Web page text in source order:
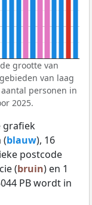
grootte van
van laag
personen in
2025.
grafiek
(blauw), 16
postcode
(bruin) en 1
PB wordt in